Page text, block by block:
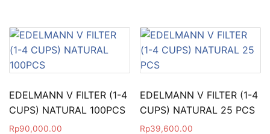
EDELMANN V FILTER (1-4
CUPS) NATURAL 100PCS
Rp90,000.00
EDELMANN V FILTER (1-4
CUPS) NATURAL 25 PCS
Rp39,600.00